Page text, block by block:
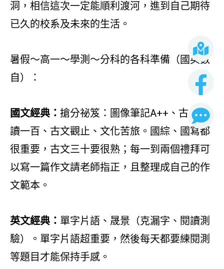
洞，相信這次一定能順利渡河，進到自己期待
已久的校系及未來的生活。
暑假～高一～學測～分科的各科準備（國英數
自）：
國文經典： 搶分祕笈：圖像筆記A++、古今悅
讀一百、古文觀止、文化苦旅。國綜、國寫都
很重要，古文三十要很熟；每一到兩個禮拜可
以寫一篇作文請老師指正，且整理成自己的作
文範本。
英文經典： 單字片語、晟景（克漏字、閱讀測
驗）。單字片語超重要，然後每天都要練閱測
等題目才能保持手感。